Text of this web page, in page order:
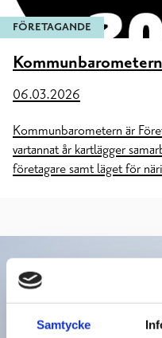
Samtycke
FÖRETAGANDE
06.03.2026
Kommunbarometern är
vartannat år kartlägger
företagare samt läget för